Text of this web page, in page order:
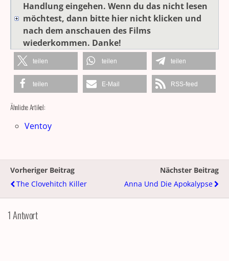
Handlung eingehen. Wenn du das nicht lesen
möchtest, dann bitte hier nicht klicken und
nach dem anschauen des Films
wiederkommen. Danke!
teilen teilen teilen
teilen E-Mail RSS-feed
Ähnliche Artikel:
Ventoy
Vorheriger Beitrag
The Clovehitch Killer
Nächster Beitrag
Anna Und Die Apokalypse
1 Antwort